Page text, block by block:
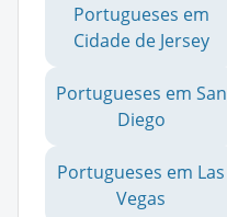
Portugueses em
Cidade de Jersey
Portugueses em San
Diego
Portugueses em Las
Vegas